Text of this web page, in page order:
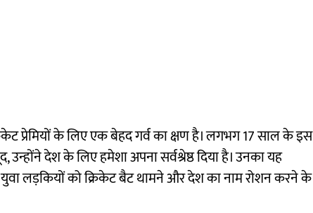
प्रेमियों के लिए एक बेहद गर्व का क्षण है। लगभग 17 साल के इस
देश के लिए हमेशा अपना सर्वश्रेष्ठ दिया है। उनका यह
युवा लड़कियों को क्रिकेट बैट थामने और देश का नाम रोशन करने के